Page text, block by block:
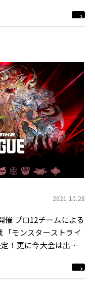
2021.10.28
催 プロ12チームによる
「モンスターストライ
！更に今大会は出場